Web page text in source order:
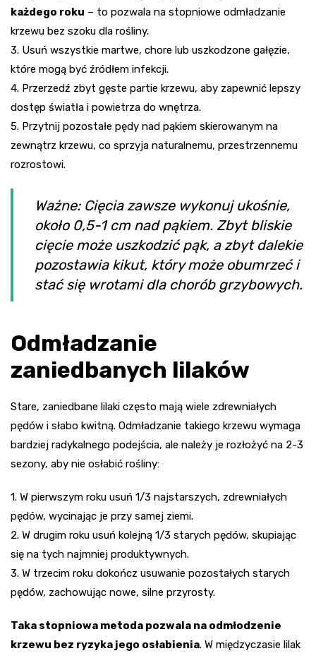
każdego roku – to pozwala na stopniowe odmładzanie
krzewu bez szoku dla rośliny.
3. Usuń wszystkie martwe, chore lub uszkodzone gałęzie,
które mogą być źródłem infekcji.
4. Przerzedź zbyt gęste partie krzewu, aby zapewnić lepszy
dostęp światła i powietrza do wnętrza.
5. Przytnij pozostałe pędy nad pąkiem skierowanym na
zewnątrz krzewu, co sprzyja naturalnemu, przestrzennemu
rozrostowi.
Ważne: Cięcia zawsze wykonuj ukośnie,
około 0,5-1 cm nad pąkiem. Zbyt bliskie
cięcie może uszkodzić pąk, a zbyt dalekie
pozostawia kikut, który może obumrzeć i
stać się wrotami dla chorób grzybowych.
Odmładzanie
zaniedbanych lilaków
Stare, zaniedbane lilaki często mają wiele zdrewniałych
pędów i słabo kwitną. Odmładzanie takiego krzewu wymaga
bardziej radykalnego podejścia, ale należy je rozłożyć na 2-3
sezony, aby nie osłabić rośliny:
1. W pierwszym roku usuń 1/3 najstarszych, zdrewniałych
pędów, wycinając je przy samej ziemi.
2. W drugim roku usuń kolejną 1/3 starych pędów, skupiając
się na tych najmniej produktywnych.
3. W trzecim roku dokończ usuwanie pozostałych starych
pędów, zachowując nowe, silne przyrosty.
Taka stopniowa metoda pozwala na odmłodzenie
krzewu bez ryzyka jego osłabienia. W międzyczasie lilak